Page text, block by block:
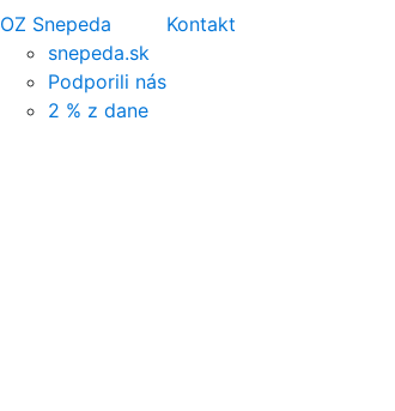
OZ Snepeda
snepeda.sk
Podporili nás
2 % z dane
Kontakt